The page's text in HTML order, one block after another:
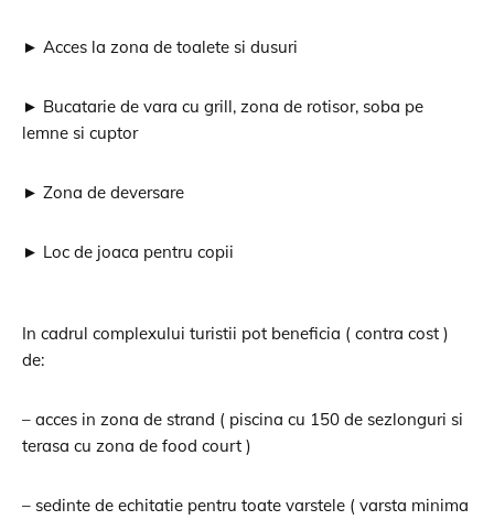
► Acces la zona de toalete si dusuri
► Bucatarie de vara cu grill, zona de rotisor, soba pe
lemne si cuptor
► Zona de deversare
► Loc de joaca pentru copii
In cadrul complexului turistii pot beneficia ( contra cost )
de:
– acces in zona de strand ( piscina cu 150 de sezlonguri si
terasa cu zona de food court )
– sedinte de echitatie pentru toate varstele ( varsta minima